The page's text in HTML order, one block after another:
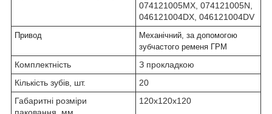
074121005MX, 074121005N,
046121004DX, 046121004DV
Привод
Механічний, за допомогою
зубчастого ременя ГРМ
Комплектність
З прокладкою
Кількість зубів, шт.
20
Габаритні розміри
120х120х120